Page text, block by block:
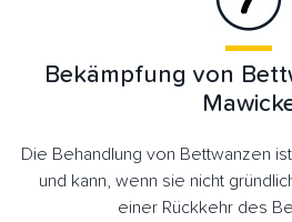
Bekämpfung von
Die Behandlung von Bettwanzen
und kann, wenn sie nicht
einer Rückkehr des